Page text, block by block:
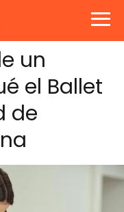
un
el Ballet
de